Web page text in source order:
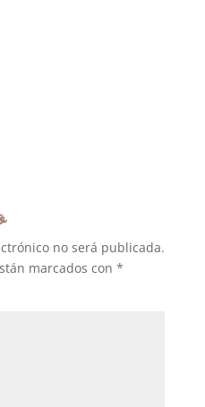
no será publicada.
marcados con *